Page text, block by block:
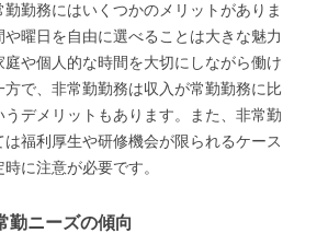
勤務にはいくつかのメリットがありま
曜日を自由に選べることは大きな魅力
や個人的な時間を大切にしながら働け
方で、非常勤勤務は収入が常勤勤務に比
デメリットもあります。また、非常勤
福利厚生や研修機会が限られるケース
に注意が必要です。
勤ニーズの傾向